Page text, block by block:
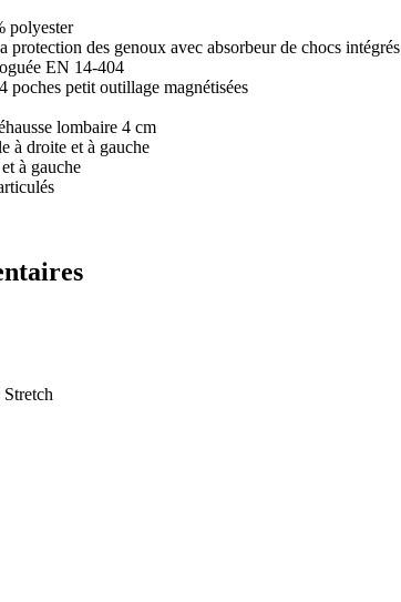
polyester
protection des genoux avec absorbeur de chocs intégrés
EN 14-404
poches petit outillage magnétisées
lombaire 4 cm
à droite et à gauche
à gauche